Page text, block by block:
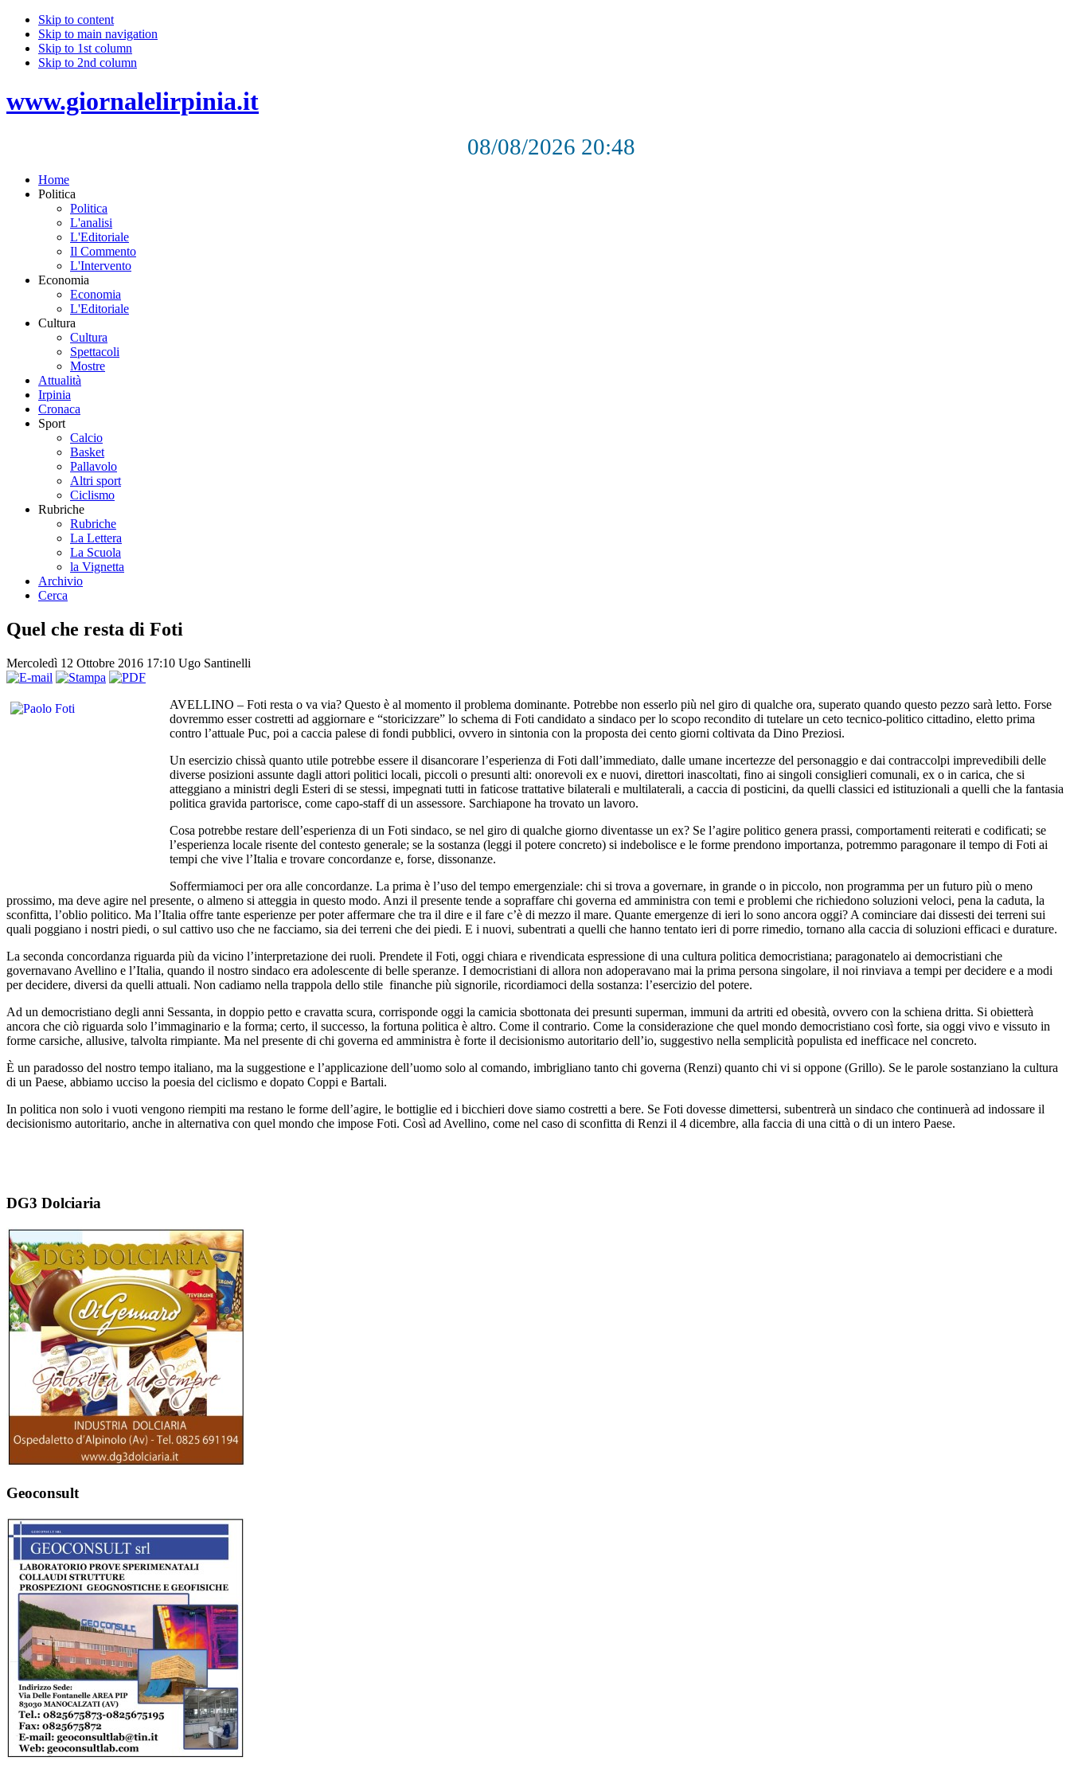
Skip to content
Skip to main navigation
Skip to 1st column
Skip to 2nd column
www.giornalelirpinia.it
08/08/2026 20:48
Home
Politica
Politica
L'analisi
L'Editoriale
Il Commento
L'Intervento
Economia
Economia
L'Editoriale
Cultura
Cultura
Spettacoli
Mostre
Attualità
Irpinia
Cronaca
Sport
Calcio
Basket
Pallavolo
Altri sport
Ciclismo
Rubriche
Rubriche
La Lettera
La Scuola
la Vignetta
Archivio
Cerca
Quel che resta di Foti
Mercoledì 12 Ottobre 2016 17:10 Ugo Santinelli
AVELLINO – Foti resta o va via? Questo è al momento il problema dominante. Potrebbe non esserlo più nel giro di qualche ora, superato quando questo pezzo sarà letto. Forse
dovremmo esser costretti ad aggiornare e “storicizzare” lo schema di Foti candidato a sindaco per lo scopo recondito di tutelare un ceto tecnico-politico cittadino, eletto prima
contro l’attuale Puc, poi a caccia palese di fondi pubblici, ovvero in sintonia con la proposta dei cento giorni coltivata da Dino Preziosi.
Un esercizio chissà quanto utile potrebbe essere il disancorare l’esperienza di Foti dall’immediato, dalle umane incertezze del personaggio e dai contraccolpi imprevedibili delle
diverse posizioni assunte dagli attori politici locali, piccoli o presunti alti: onorevoli ex e nuovi, direttori inascoltati, fino ai singoli consiglieri comunali, ex o in carica, che si
atteggiano a ministri degli Esteri di se stessi, impegnati tutti in faticose trattative bilaterali e multilaterali, a caccia di posticini, da quelli classici ed istituzionali a quelli che la fantasia
politica gravida partorisce, come capo-staff di un assessore. Sarchiapone ha trovato un lavoro.
Cosa potrebbe restare dell’esperienza di un Foti sindaco, se nel giro di qualche giorno diventasse un ex? Se l’agire politico genera prassi, comportamenti reiterati e codificati; se
l’esperienza locale risente del contesto generale; se la sostanza (leggi il potere concreto) si indebolisce e le forme prendono importanza, potremmo paragonare il tempo di Foti ai
tempi che vive l’Italia e trovare concordanze e, forse, dissonanze.
Soffermiamoci per ora alle concordanze. La prima è l’uso del tempo emergenziale: chi si trova a governare, in grande o in piccolo, non programma per un futuro più o meno
prossimo, ma deve agire nel presente, o almeno si atteggia in questo modo. Anzi il presente tende a sopraffare chi governa ed amministra con temi e problemi che richiedono soluzioni veloci, pena la caduta, la
sconfitta, l’oblio politico. Ma l’Italia offre tante esperienze per poter affermare che tra il dire e il fare c’è di mezzo il mare. Quante emergenze di ieri lo sono ancora oggi? A cominciare dai dissesti dei terreni sui
quali poggiano i nostri piedi, o sul cattivo uso che ne facciamo, sia dei terreni che dei piedi. E i nuovi, subentrati a quelli che hanno tentato ieri di porre rimedio, tornano alla caccia di soluzioni efficaci e durature.
La seconda concordanza riguarda più da vicino l’interpretazione dei ruoli. Prendete il Foti, oggi chiara e rivendicata espressione di una cultura politica democristiana; paragonatelo ai democristiani che
governavano Avellino e l’Italia, quando il nostro sindaco era adolescente di belle speranze. I democristiani di allora non adoperavano mai la prima persona singolare, il noi rinviava a tempi per decidere e a modi
per decidere, diversi da quelli attuali. Non cadiamo nella trappola dello stile finanche più signorile, ricordiamoci della sostanza: l’esercizio del potere.
Ad un democristiano degli anni Sessanta, in doppio petto e cravatta scura, corrisponde oggi la camicia sbottonata dei presunti superman, immuni da artriti ed obesità, ovvero con la schiena dritta. Si obietterà
ancora che ciò riguarda solo l’immaginario e la forma; certo, il successo, la fortuna politica è altro. Come il contrario. Come la considerazione che quel mondo democristiano così forte, sia oggi vivo e vissuto in
forme carsiche, allusive, talvolta rimpiante. Ma nel presente di chi governa ed amministra è forte il decisionismo autoritario dell’io, suggestivo nella semplicità populista ed inefficace nel concreto.
È un paradosso del nostro tempo italiano, ma la suggestione e l’applicazione dell’uomo solo al comando, imbrigliano tanto chi governa (Renzi) quanto chi vi si oppone (Grillo). Se le parole sostanziano la cultura
di un Paese, abbiamo ucciso la poesia del ciclismo e dopato Coppi e Bartali.
In politica non solo i vuoti vengono riempiti ma restano le forme dell’agire, le bottiglie ed i bicchieri dove siamo costretti a bere. Se Foti dovesse dimettersi, subentrerà un sindaco che continuerà ad indossare il
decisionismo autoritario, anche in alternativa con quel mondo che impose Foti. Così ad Avellino, come nel caso di sconfitta di Renzi il 4 dicembre, alla faccia di una città o di un intero Paese.
DG3 Dolciaria
Geoconsult